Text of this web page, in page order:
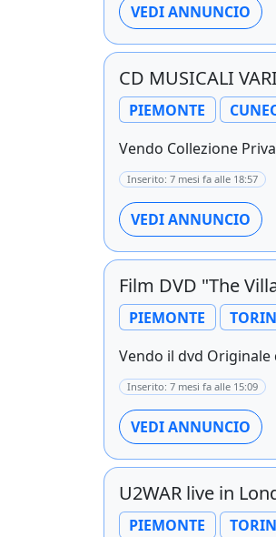
VEDI ANNUNCIO
CD MUSICALI
PIEMONTE
Vendo Collezione
Inserito: 7 mesi fa alle 18:57
VEDI ANNUNCIO
Film DVD "The
PIEMONTE
Vendo il dvd Originale
Inserito: 7 mesi fa alle 15:09
VEDI ANNUNCIO
U2WAR live in
PIEMONTE